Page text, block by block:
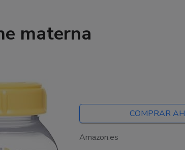
materna
COMPRAR
Amazon.es